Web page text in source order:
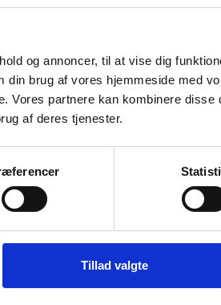
og annoncer, til at vise dig
brug af vores hjemmeside med
Vores partnere kan kombinere
af deres tjenester.
Tillad valgte